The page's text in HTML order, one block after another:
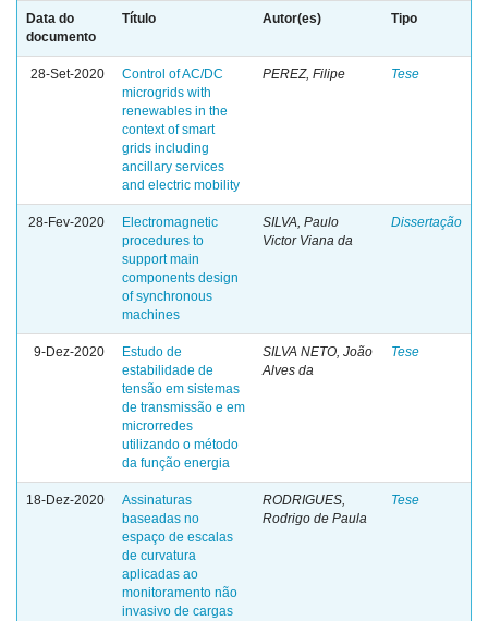
Data do
documento
Título Autor(es) Tipo
28-Set-2020
Control of AC/DC
microgrids with
renewables in the
context of smart
grids including
ancillary services
and electric mobility
PEREZ, Filipe Tese
28-Fev-2020
Electromagnetic
procedures to
support main
components design
of synchronous
machines
SILVA, Paulo
Victor Viana da
Dissertação
9-Dez-2020
Estudo de
estabilidade de
tensão em sistemas
de transmissão e em
microrredes
utilizando o método
da função energia
SILVA NETO, João
Alves da
Tese
18-Dez-2020
Assinaturas
baseadas no
espaço de escalas
de curvatura
aplicadas ao
monitoramento não
invasivo de cargas
RODRIGUES,
Rodrigo de Paula
Tese